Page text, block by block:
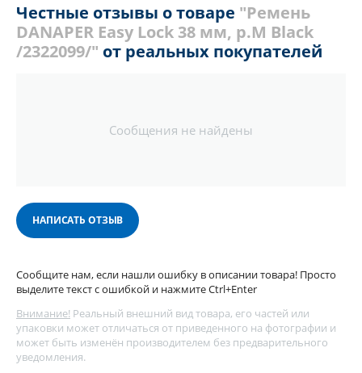
Честные отзывы о товаре "Ремень
DANAPER Easy Lock 38 мм, р.M Black
/2322099/" от реальных покупателей
Сообщения не найдены
НАПИСАТЬ ОТЗЫВ
Сообщите нам, если нашли ошибку в описании товара! Просто
выделите текст с ошибкой и нажмите Ctrl+Enter
Внимание! Реальный внешний вид товара, его частей или
упаковки может отличаться от приведенного на фотографии и
может быть изменён производителем без предварительного
уведомления.